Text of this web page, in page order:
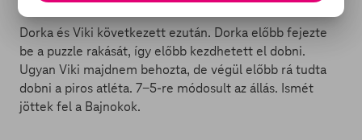
Dorka és Viki következett ezután. Dorka előbb fejezte
be a puzzle rakását, így előbb kezdhetett el dobni.
Ugyan Viki majdnem behozta, de végül előbb rá tudta
dobni a piros atléta. 7-5-re módosult az állás. Ismét
jöttek fel a Bajnokok.